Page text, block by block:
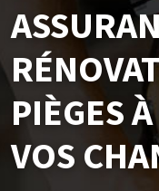
PIÈGES
VOS